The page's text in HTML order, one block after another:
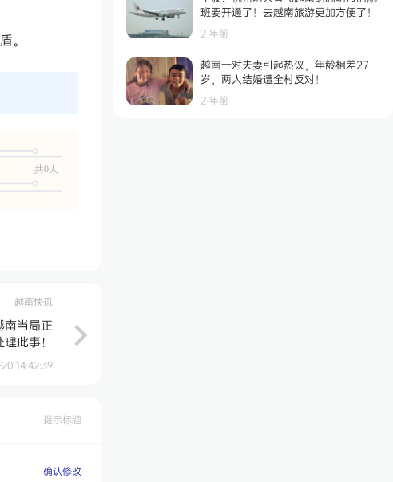
。
共0人
越南快讯
南当局正
此事！
14:42:39
提示标题
确认修改
班要开通了！去越南旅游更加方便了！
2 年前
越南一对夫妻引起热议，年龄相差27
岁，两人结婚遭全村反对！
2 年前